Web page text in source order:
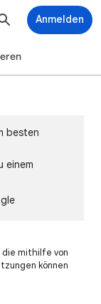
Anmelden
besten
einem
mithilfe von
können